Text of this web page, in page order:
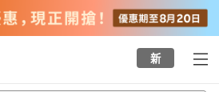
新